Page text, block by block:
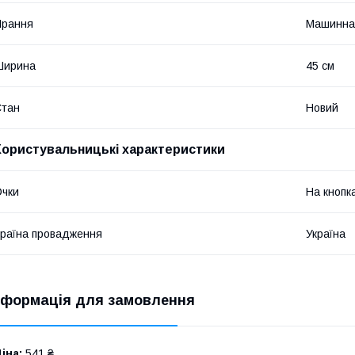
45 см
Новий
характеристики
На
провадження Україна
для замовлення